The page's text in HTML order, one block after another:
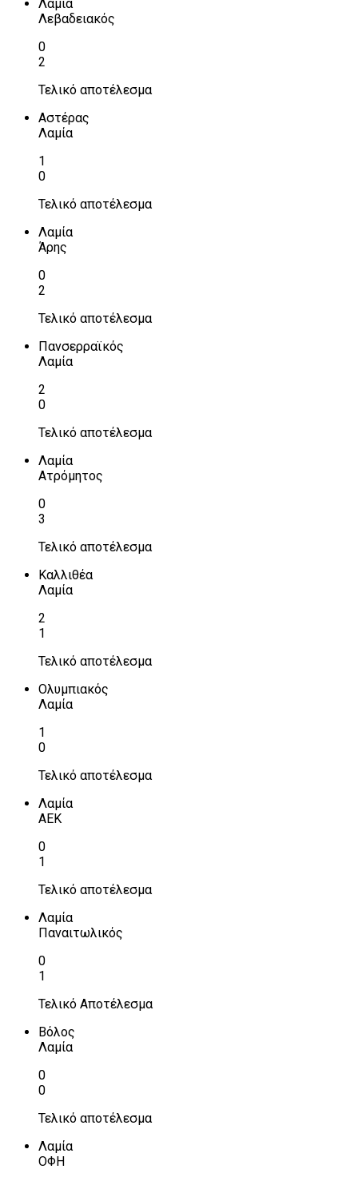
Λαμία
Λεβαδειακός
0
2
Τελικό αποτέλεσμα
Αστέρας
Λαμία
1
0
Τελικό αποτέλεσμα
Λαμία
Άρης
0
2
Τελικό αποτέλεσμα
Πανσερραϊκός
Λαμία
2
0
Τελικό αποτέλεσμα
Λαμία
Ατρόμητος
0
3
Τελικό αποτέλεσμα
Καλλιθέα
Λαμία
2
1
Τελικό αποτέλεσμα
Ολυμπιακός
Λαμία
1
0
Τελικό αποτέλεσμα
Λαμία
ΑΕΚ
0
1
Τελικό αποτέλεσμα
Λαμία
Παναιτωλικός
0
1
Τελικό Αποτέλεσμα
Βόλος
Λαμία
0
0
Τελικό αποτέλεσμα
Λαμία
ΟΦΗ